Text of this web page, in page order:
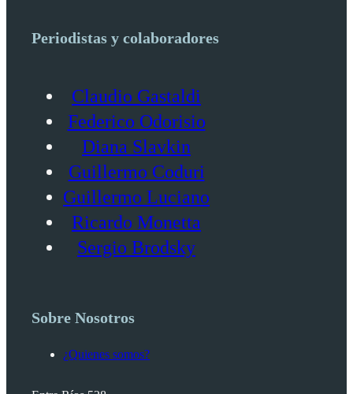
Periodistas y colaboradores
Claudio Gastaldi
Federico Odorisio
Diana Slavkin
Guillermo Coduri
Guillermo Luciano
Ricardo Monetta
Sergio Brodsky
Sobre Nosotros
¿Quienes somos?